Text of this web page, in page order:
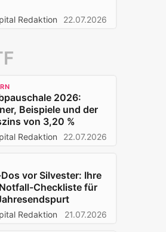
Redaktion 22.07.2026
2026:
Beispiele und der
von 3,20 %
Redaktion 22.07.2026
vor Silvester: Ihre
Checkliste für
Redaktion 21.07.2026